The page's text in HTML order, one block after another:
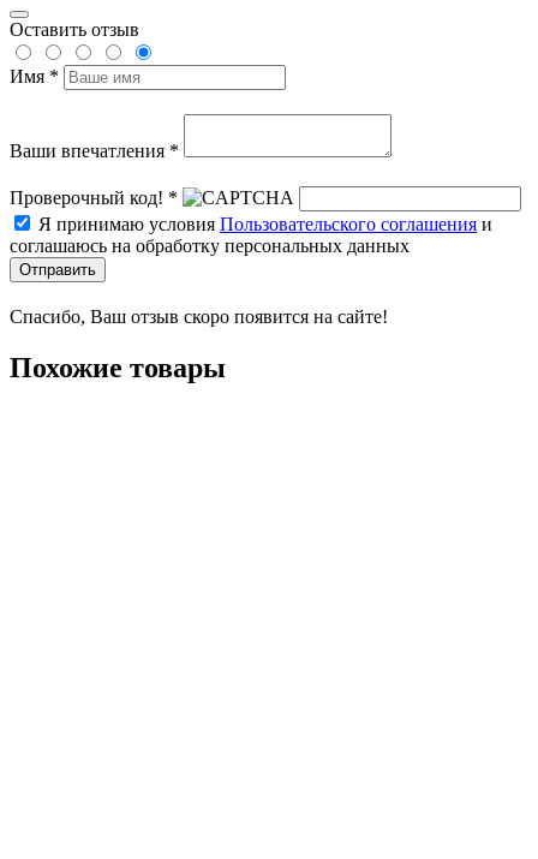
Оставить отзыв
Имя *
Ваши впечатления *
Проверочный код! *
Я принимаю условия Пользовательского соглашения и
соглашаюсь на обработку персональных данных
Отправить
Спасибо, Ваш отзыв скоро появится на сайте!
Похожие товары